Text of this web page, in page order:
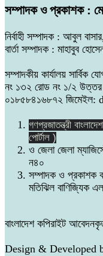
সম্পাদক ও প্রকাশক :
নির্বাহী সম্পাদক : আবুল
বার্তা সম্পাদক : মাহাবুব
সম্পাদকীয় কার্যালয় সার্বিক
নং ১৩২ রোড নং ১/২ উত্তর
০১৮৫৮৪১৬৮৭২
গণপ্রজাতন্ত্রী
পোর্টাল )
ও জেলা জেলা
ন৪০
সম্পাদক ও প্রকাশক
মতিঝিল বাণিজ্যিক
বাংলাদেশ কপিরাইট
Design & Developed